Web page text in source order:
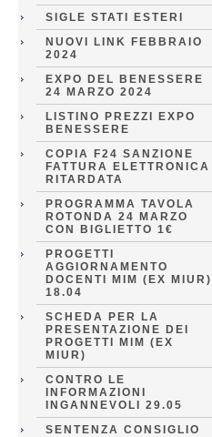
SIGLE STATI ESTERI
NUOVI LINK FEBBRAIO
2024
EXPO DEL BENESSERE
24 MARZO 2024
LISTINO PREZZI EXPO
BENESSERE
COPIA F24 SANZIONE
FATTURA ELETTRONICA
RITARDATA
PROGRAMMA TAVOLA
ROTONDA 24 MARZO
CON BIGLIETTO 1€
PROGETTI
AGGIORNAMENTO
DOCENTI MIM (EX MIUR)
18.04
SCHEDA PER LA
PRESENTAZIONE DEI
PROGETTI MIM (EX
MIUR)
CONTRO LE
INFORMAZIONI
INGANNEVOLI 29.05
SENTENZA CONSIGLIO